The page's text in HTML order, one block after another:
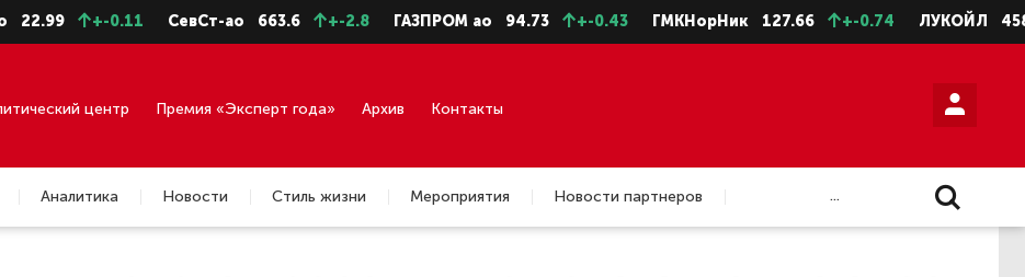
+-0.11 СевСт-ао 663.6 +-2.8 ГАЗПРОМ ао 94.73 +-0.43 ГМКНорНик 127.66 +-0.74 ЛУКОЙЛ 4588.5
центр Премия «Эксперт года» Архив Контакты
Аналитика Новости Стиль жизни Мероприятия
Новости партнеров
...